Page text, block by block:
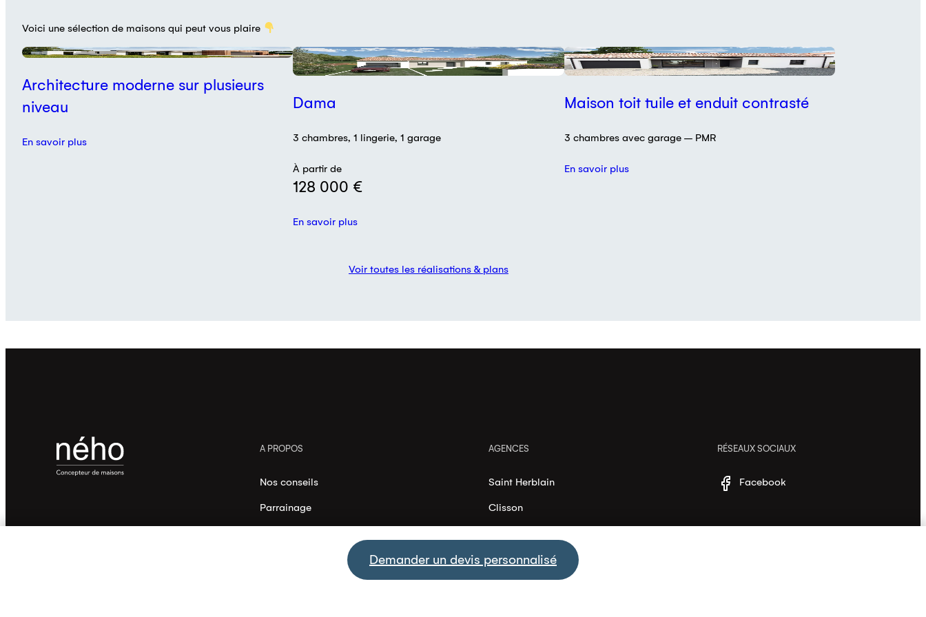
Demander un devis personnalisé
Voici une sélection de maisons qui peut vous plaire
Architecture moderne sur plusieurs
niveau
En savoir plus
Plan
Dama
3 chambres, 1 lingerie, 1 garage
À partir de
128 000 €
En savoir plus
Réalisation
Maison toit tuile et enduit contrasté
3 chambres avec garage – PMR
En savoir plus
Voir toutes les réalisations & plans
A PROPOS
Nos conseils
Parrainage
AGENCES
Saint Herblain
Clisson
Les Herbiers
La Roche-sur-Yon
RÉSEAUX SOCIAUX
Facebook